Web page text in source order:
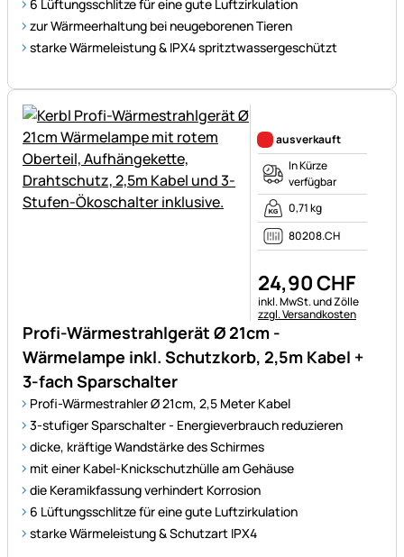
6 Lüftungsschlitze für eine gute Luftzirkulation
zur Wärmeerhaltung bei neugeborenen Tieren
starke Wärmeleistung & IPX4 spritztwassergeschützt
Profi-Wärmestrahlgerät Ø 21cm -
Wärmelampe inkl. Schutzkorb, 2,5m Kabel +
3-fach Sparschalter
Profi-Wärmestrahler Ø 21cm, 2,5 Meter Kabel
3-stufiger Sparschalter - Energieverbrauch reduzieren
dicke, kräftige Wandstärke des Schirmes
mit einer Kabel-Knickschutzhülle am Gehäuse
die Keramikfassung verhindert Korrosion
6 Lüftungsschlitze für eine gute Luftzirkulation
starke Wärmeleistung & Schutzart IPX4
ausverkauft
In Kürze
verfügbar
0,71 kg
80208.CH
24,90CHF
Steuerhinweis:
inkl. MwSt. und Zölle
zzgl. Versandkosten